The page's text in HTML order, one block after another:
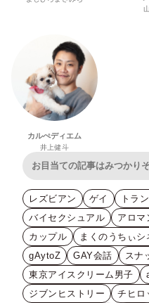
カルぺディエム
井上健斗
レズビアン ゲイ
トラ
バイセクシュアル
アロマ
カップル
まくのうちぃシ
gAytoZ
GAY会話 スナ
東京アイスクリーム男子
ジブンヒストリー
チヒロ